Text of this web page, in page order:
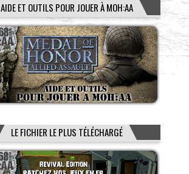
AIDE ET OUTILS POUR JOUER À MOH:AA
LE FICHIER LE PLUS TÉLÉCHARGÉ